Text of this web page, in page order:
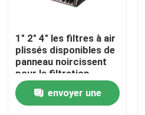
Maison
1" 2" 4" les filtres à air
plissés disponibles de
panneau noircissent
pour la filtration
d'odeur/gaz
envoyer une